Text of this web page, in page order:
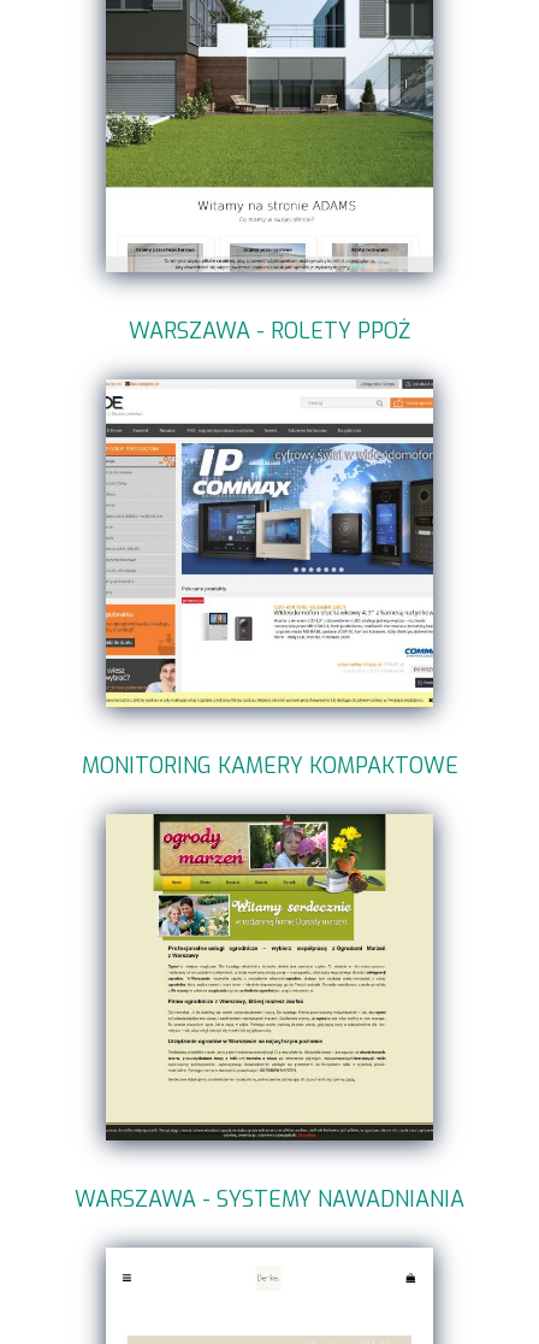
WARSZAWA - ROLETY PPOŻ
MONITORING KAMERY KOMPAKTOWE
WARSZAWA - SYSTEMY NAWADNIANIA